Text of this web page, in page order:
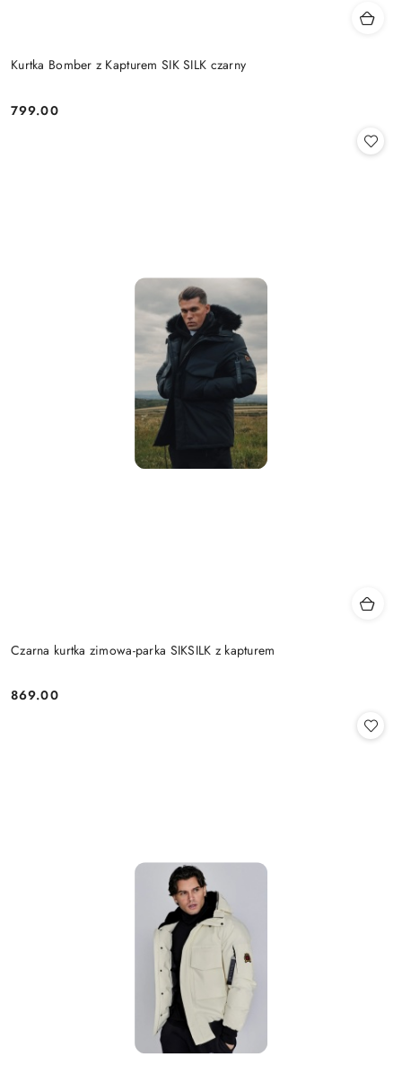
Kurtka Bomber z Kapturem SIK SILK czarny
Cena:
799.00
Czarna kurtka zimowa-parka SIKSILK z kapturem
Cena:
869.00